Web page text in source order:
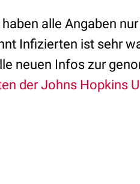
alle Angaben
Infizierten ist sehr
neuen Infos zur
der Johns Hopkins